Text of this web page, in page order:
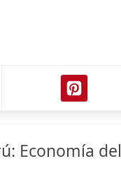
Economía del